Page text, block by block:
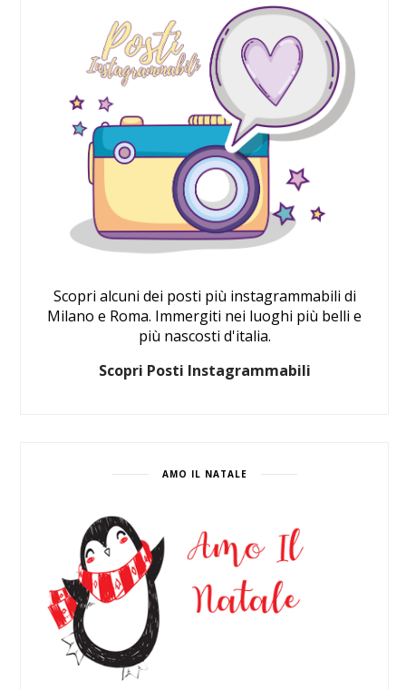
Scopri alcuni dei posti più instagrammabili di
Milano e Roma. Immergiti nei luoghi più belli e
più nascosti d'italia.
Scopri Posti Instagrammabili
AMO IL NATALE